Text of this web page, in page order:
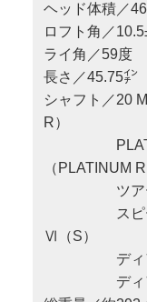
ヘッド体積／
ロフト角／
ライ角／59度
長さ／45.75㌅
シャフト／20
R）
（PLATINUM R
ツアーAD
スピーダ
Ⅵ（S）
ディアマ
ディアマ